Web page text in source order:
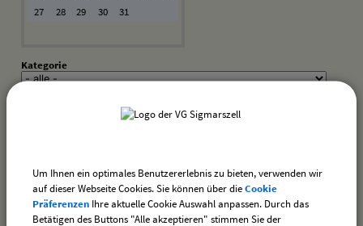
27
28 29 30 31
Kategorie
bis:Um Ihnen ein optimales Benutzererlebnis zu bieten, verwenden wir
auf dieser Webseite Cookies. Sie können über dieCookie
Präferenzen Ihre aktuelle Cookie Auswahl anpassen. Durch das
Betätigen des Buttons "Alle akzeptieren" stimmen Sie der